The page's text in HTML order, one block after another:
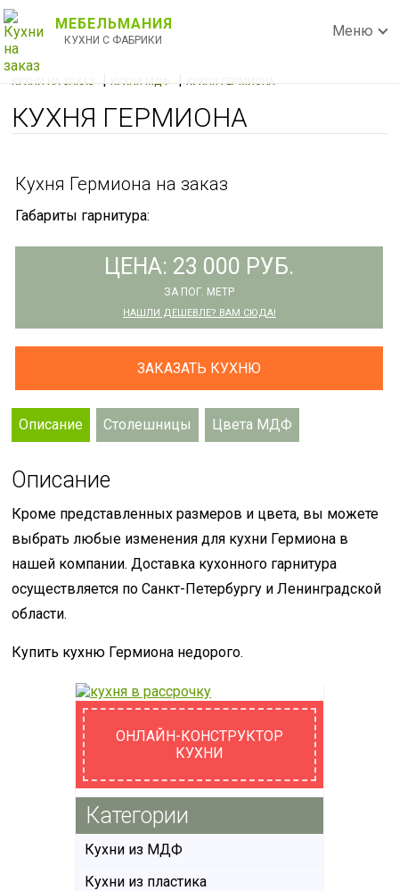
МЕБЕЛЬМАНИЯ
КУХНИ С ФАБРИКИ
Меню
КУХНИ НА ЗАКАЗ |КУХНЯ МДФ |КУХНЯ ГЕРМИОНА
КУХНЯ ГЕРМИОНА
Кухня Гермиона на заказ
Габариты гарнитура:
ЦЕНА: 23 000 РУБ.
ЗА ПОГ. МЕТР
НАШЛИ ДЕШЕВЛЕ? ВАМ СЮДА!
ЗАКАЗАТЬ КУХНЮ
Описание Столешницы Цвета МДФ
Описание
Кроме представленных размеров и цвета, вы можете
выбрать любые изменения для кухни Гермиона в
нашей компании. Доставка кухонного гарнитура
осуществляется по Санкт-Петербургу и Ленинградской
области.
Купить кухню Гермиона недорого.
ОНЛАЙН-КОНСТРУКТОР
КУХНИ
Категории
Кухни из МДФ
Кухни из пластика